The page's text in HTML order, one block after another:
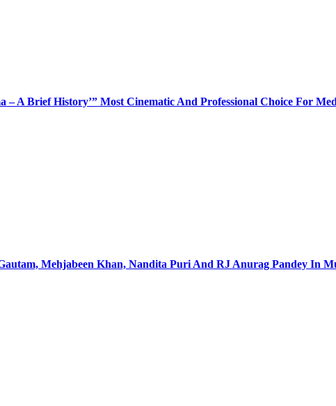
A Brief History’” Most Cinematic And Professional Choice For
Mehjabeen Khan, Nandita Puri And RJ Anurag Pandey In